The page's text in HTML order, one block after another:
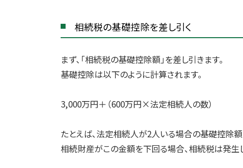
相続税の基礎控除を差し引く
まず、「相続税の基礎控除額」を差し引きます。
基礎控除は以下のように計算されます。
3,000万円＋（600万円×法定相続人の数）
たとえば、法定相続人が2人いる場合の基礎控除
相続財産がこの金額を下回る場合、相続税は発生